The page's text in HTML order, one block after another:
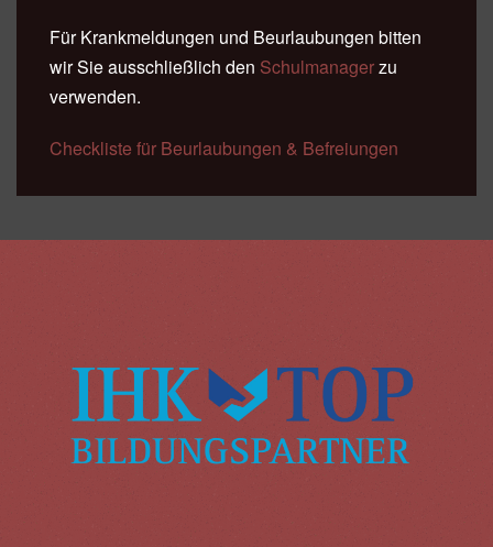
Für Krankmeldungen und Beurlaubungen bitten
wir Sie ausschließlich den Schulmanagerzu
verwenden.
Checkliste für Beurlaubungen & Befreiungen